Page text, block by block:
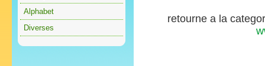
Alphabet
Diverses
retourne a la